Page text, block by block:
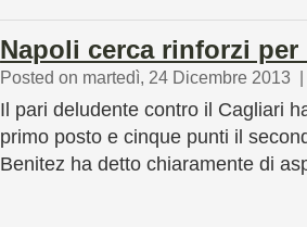
Napoli cerca rinforzi per
Posted on martedì, 24 Dicembre 2013 |
Il pari deludente contro il Cagliari
primo posto e cinque punti il
Benitez ha detto chiaramente di